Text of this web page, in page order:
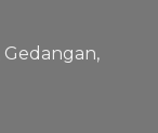
Gedangan,